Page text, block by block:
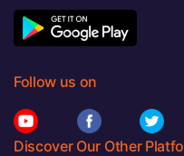
Follow us on
Discover Our Other